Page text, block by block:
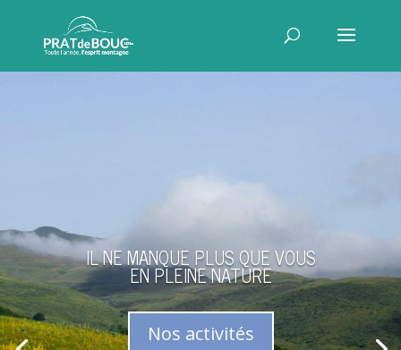
IL NE MANQUE PLUS QUE VOUS
EN PLEINE NATURE
Nos activités